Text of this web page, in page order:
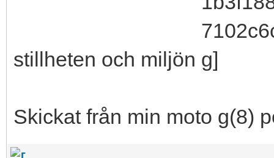
stillheten och miljön
Skickat från min moto g(8)